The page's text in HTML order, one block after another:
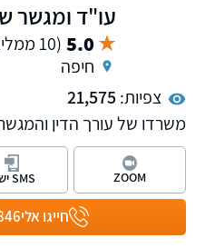
עו"ד ומגשר
5.0 (10 ממליצים)
חיפה
צפיות:21,575
משרדו של עורך הדין
במגוון תחומים ובהם
מסחרי, משפט בינלאומי
עורך הדין והמגשר שמואל
במשפט עסקי באסיה
חייגו אלי
ZOOM SMS ישיר